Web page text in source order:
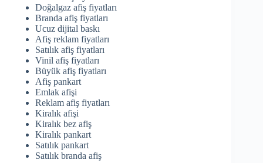
Doğalgaz afiş fiyatları
Branda afiş fiyatları
Ucuz dijital baskı
Afiş reklam fiyatları
Satılık afiş fiyatları
Vinil afiş fiyatları
Büyük afiş fiyatları
Afiş pankart
Emlak afişi
Reklam afiş fiyatları
Kiralık afişi
Kiralık bez afiş
Kiralık pankart
Satılık pankart
Satılık branda afiş